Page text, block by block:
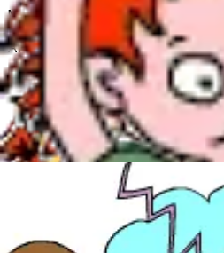
Miss Mary Mac, Mac, Mac
All dressed in black, black, black.